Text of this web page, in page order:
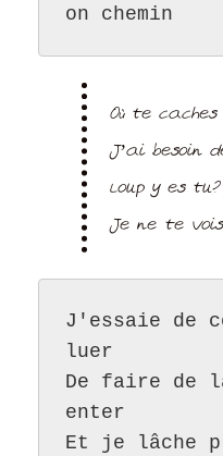
on chemin
Où te
J’ai besoin
Loup y es tu?
Je ne te
J'essaie de
luer
De faire de
enter
Et je lâche